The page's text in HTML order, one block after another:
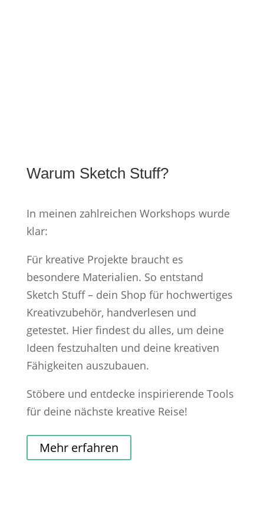
Warum Sketch Stuff?
In meinen zahlreichen Workshops wurde
klar:
Für kreative Projekte braucht es
besondere Materialien. So entstand
Sketch Stuff – dein Shop für hochwertiges
Kreativzubehör, handverlesen und
getestet. Hier findest du alles, um deine
Ideen festzuhalten und deine kreativen
Fähigkeiten auszubauen.
Stöbere und entdecke inspirierende Tools
für deine nächste kreative Reise!
Mehr erfahren